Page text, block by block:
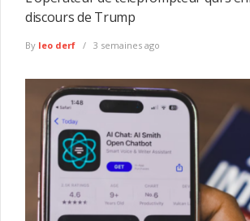
discours de Trump
By leo derf 3 semaines ago